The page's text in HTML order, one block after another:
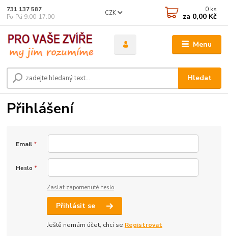
Menu
CZK
Hledat
731 137 587
Po-Pá 9:00-17:00
0 ks
za 0,00 Kč
Přihlášení
Email *
Heslo *
Zaslat zapomenuté heslo
Přihlásit se
Ještě nemám účet, chci se Registrovat